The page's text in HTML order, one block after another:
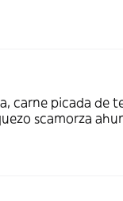
carne picada de
scamorza